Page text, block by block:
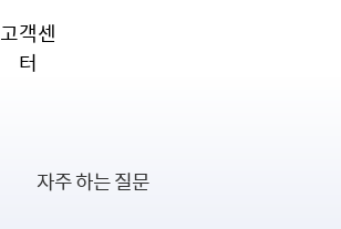
고객센
터
자주 하는 질문